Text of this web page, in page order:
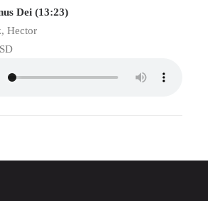
Dei (13:23)
Hector